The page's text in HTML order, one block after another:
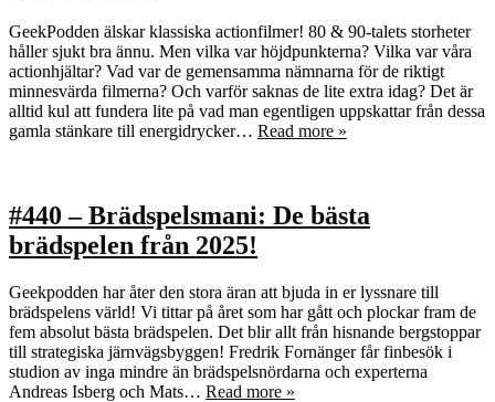
GeekPodden älskar klassiska actionfilmer! 80 & 90-talets storheter
håller sjukt bra ännu. Men vilka var höjdpunkterna? Vilka var våra
actionhjältar? Vad var de gemensamma nämnarna för de riktigt
minnesvärda filmerna? Och varför saknas de lite extra idag? Det är
alltid kul att fundera lite på vad man egentligen uppskattar från dessa
gamla stänkare till energidrycker… Read more »
#440 – Brädspelsmani: De bästa
brädspelen från 2025!
Geekpodden har åter den stora äran att bjuda in er lyssnare till
brädspelens värld! Vi tittar på året som har gått och plockar fram de
fem absolut bästa brädspelen. Det blir allt från hisnande bergstoppar
till strategiska järnvägsbyggen! Fredrik Fornänger får finbesök i
studion av inga mindre än brädspelsnördarna och experterna
Andreas Isberg och Mats… Read more »